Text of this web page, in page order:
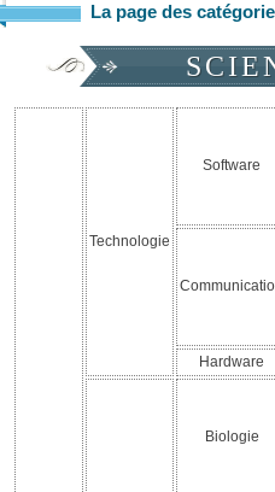
La page des
Technologie
Software
Hardware
Biologie